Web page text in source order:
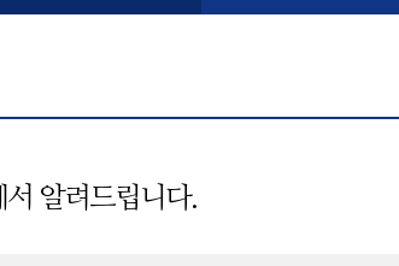
알려드립니다.